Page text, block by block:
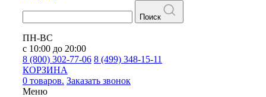
Поиск
ПН-ВС
с 10:00 до 20:00
8 (800) 302-77-06 8 (499) 348-15-11
КОРЗИНА
0 товаров. Заказать звонок
Меню